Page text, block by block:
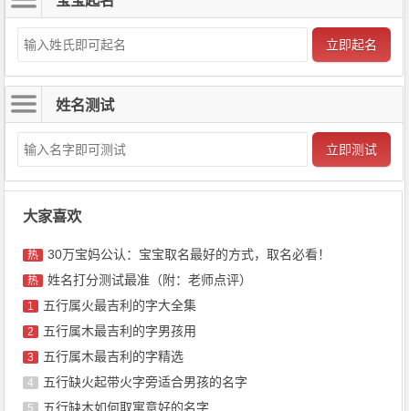
立即起名
姓名测试
立即测试
大家喜欢
热 30万宝妈公认：宝宝取名最好的方式，取名必看！
热 姓名打分测试最准（附：老师点评）
1 五行属火最吉利的字大全集
2 五行属木最吉利的字男孩用
3 五行属木最吉利的字精选
4 五行缺火起带火字旁适合男孩的名字
五行缺木如何取寓意好的名字